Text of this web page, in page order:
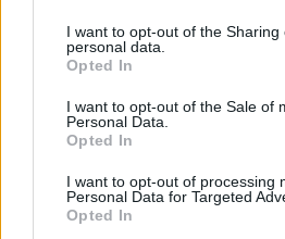
I want to opt-out of the Sharing
personal data.
Opted In
I want to opt-out of the Sale of
Personal Data.
Opted In
I want to opt-out of processing
Personal Data for Targeted
Opted In
27 Φεβρουαρίου 2026
Μεταπροπονητική πείνα: Ο
που θέλεις να
πάντα μετά την άσκηση